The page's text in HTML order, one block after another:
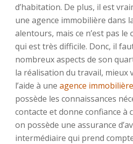
d’habitation. De plus, il est
une agence immobilière dans
alentours, mais ce n’est pas le
qui est très difficile. Donc, il
nombreux aspects de son
la réalisation du travail, mieux
l’aide à une agence
possède les connaissances
contacte et donne confiance à
on possède une assurance
intermédiaire qui prend